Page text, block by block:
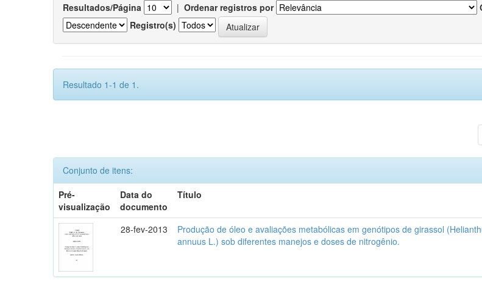
Resultados/Página | Ordenar registros por
Registro(s)
Resultado 1-1 de 1.
Conjunto de itens:
Pré-
visualização
Data do
documento
Título
28-fev-2013
Produção de óleo e avaliações metabólicas em genótipos de girassol
annuus L.) sob diferentes manejos e doses de nitrogênio.